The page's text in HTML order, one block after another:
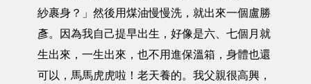
紗裹身？」然後用煤油慢慢洗，就出來一個盧勝
彥。因為我自己提早出生，好像是六、七個月就
生出來，一生出來，也不用進保溫箱，身體也還
可以，馬馬虎虎啦！老天養的。我父親很高興，